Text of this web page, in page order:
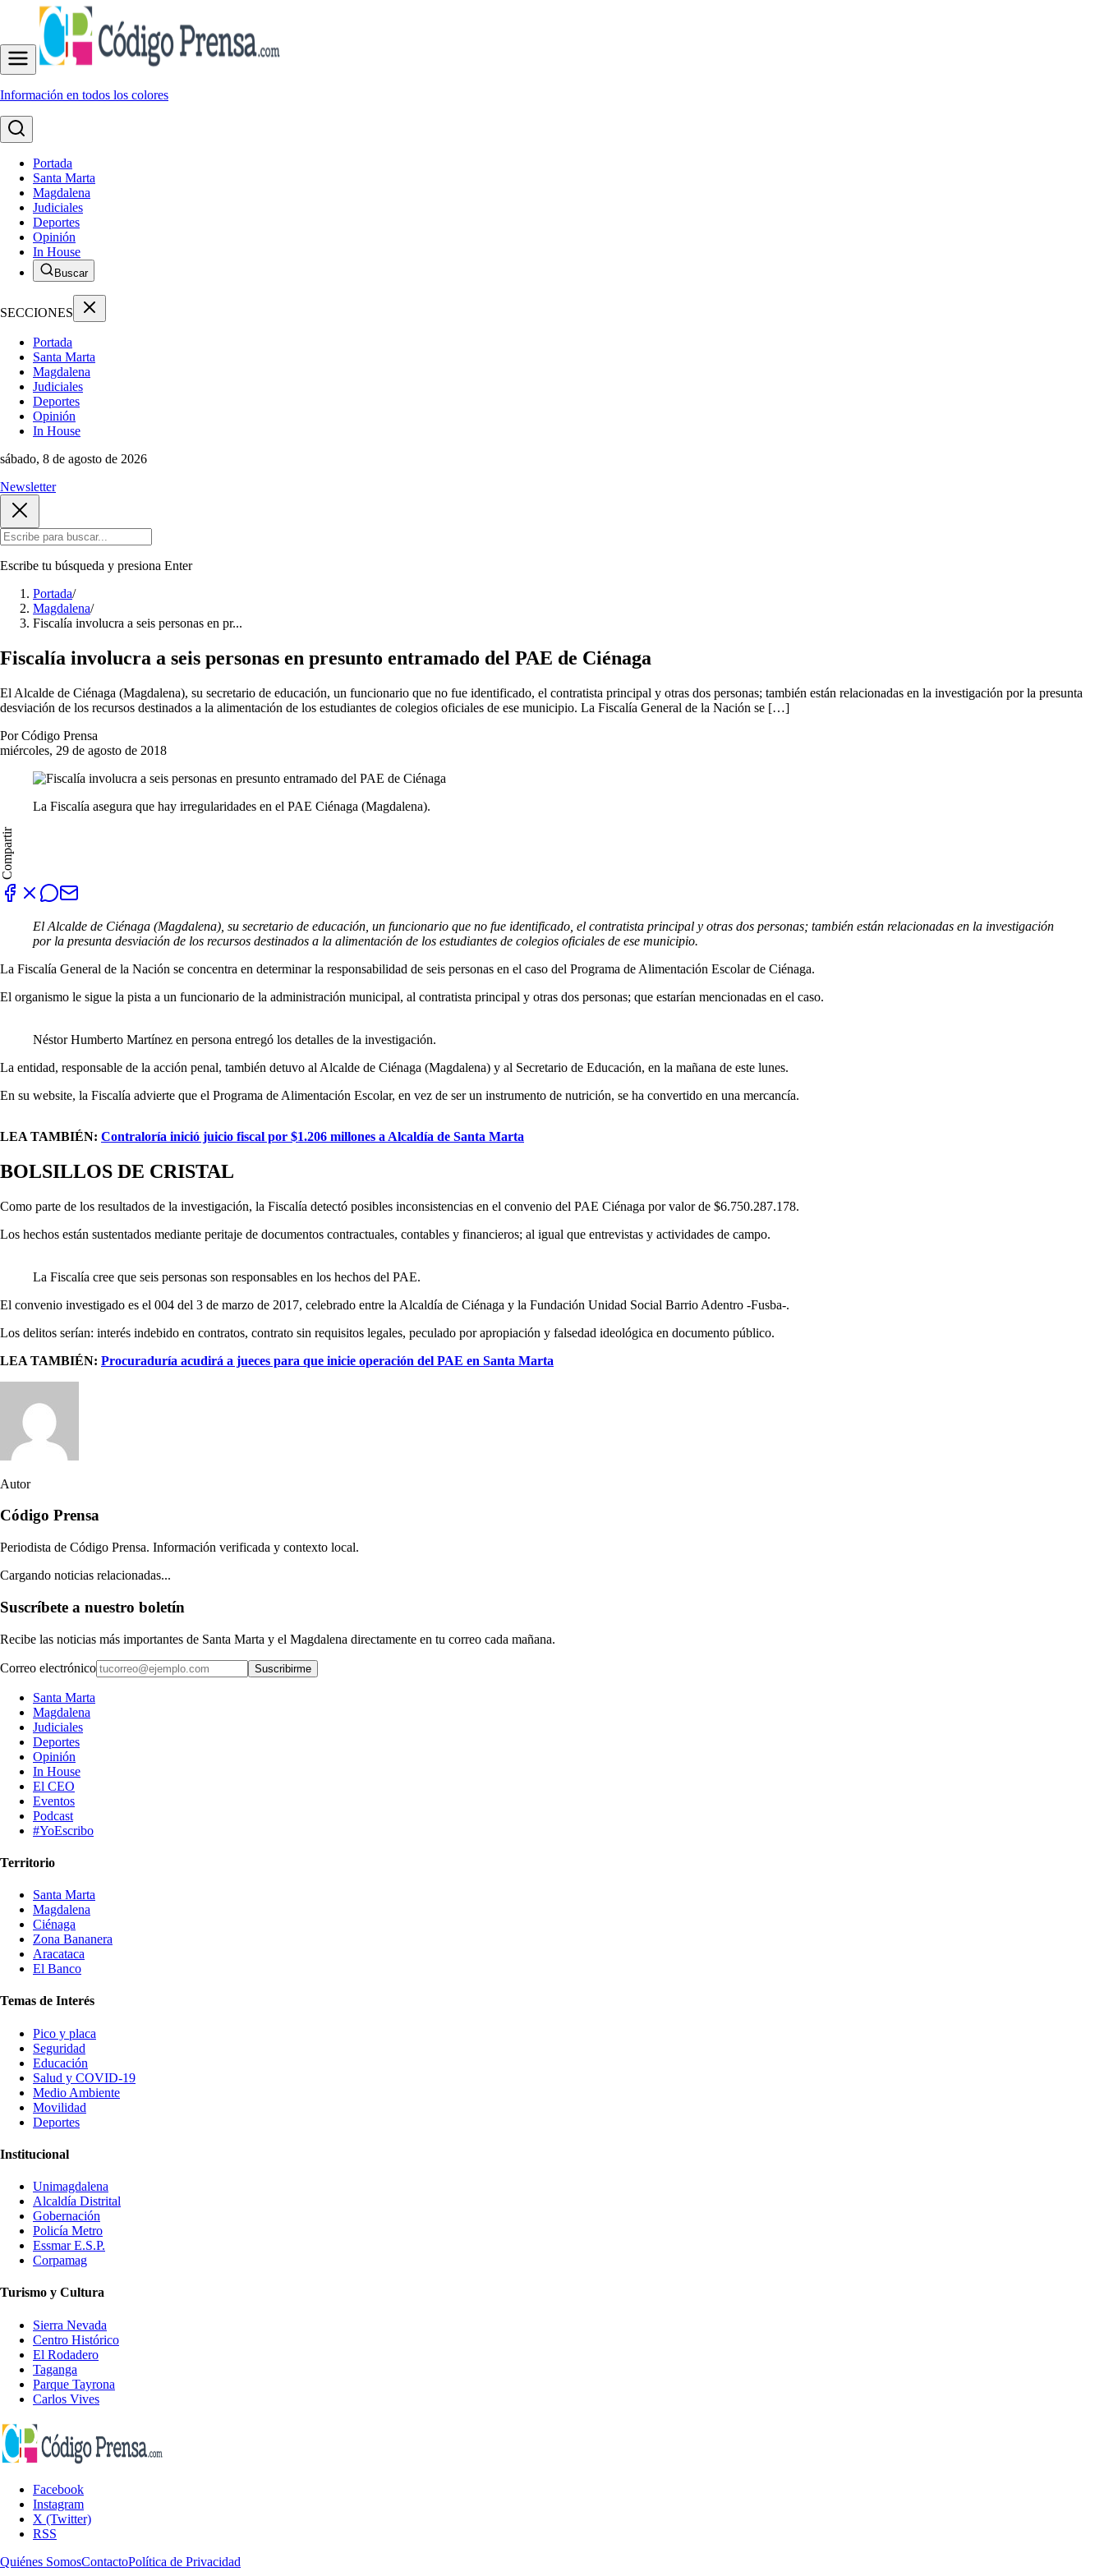
Información en todos los colores
Portada
Santa Marta
Magdalena
Judiciales
Deportes
Opinión
In House
Buscar
SECCIONES
Portada
Santa Marta
Magdalena
Judiciales
Deportes
Opinión
In House
sábado, 8 de agosto de 2026
Newsletter
Escribe tu búsqueda y presiona Enter
Portada/
Magdalena/
Fiscalía involucra a seis personas en pr...
Fiscalía involucra a seis personas en presunto entramado del PAE de Ciénaga
El Alcalde de Ciénaga (Magdalena), su secretario de educación, un funcionario que no fue identificado, el contratista principal y otras dos personas; también están relacionadas en la investigación por la presunta
desviación de los recursos destinados a la alimentación de los estudiantes de colegios oficiales de ese municipio. La Fiscalía General de la Nación se […]
Por Código Prensa
miércoles, 29 de agosto de 2018
La Fiscalía asegura que hay irregularidades en el PAE Ciénaga (Magdalena).
Compartir
El Alcalde de Ciénaga (Magdalena), su secretario de educación, un funcionario que no fue identificado, el contratista principal y otras dos personas; también están relacionadas en la investigación
por la presunta desviación de los recursos destinados a la alimentación de los estudiantes de colegios oficiales de ese municipio.
La Fiscalía General de la Nación se concentra en determinar la responsabilidad de seis personas en el caso del Programa de Alimentación Escolar de Ciénaga.
El organismo le sigue la pista a un funcionario de la administración municipal, al contratista principal y otras dos personas; que estarían mencionadas en el caso.
Néstor Humberto Martínez en persona entregó los detalles de la investigación.
La entidad, responsable de la acción penal, también detuvo al Alcalde de Ciénaga (Magdalena) y al Secretario de Educación, en la mañana de este lunes.
En su website, la Fiscalía advierte que el Programa de Alimentación Escolar, en vez de ser un instrumento de nutrición, se ha convertido en una mercancía.
LEA TAMBIÉN: Contraloría inició juicio fiscal por $1.206 millones a Alcaldía de Santa Marta
BOLSILLOS DE CRISTAL
Como parte de los resultados de la investigación, la Fiscalía detectó posibles inconsistencias en el convenio del PAE Ciénaga por valor de $6.750.287.178.
Los hechos están sustentados mediante peritaje de documentos contractuales, contables y financieros; al igual que entrevistas y actividades de campo.
La Fiscalía cree que seis personas son responsables en los hechos del PAE.
El convenio investigado es el 004 del 3 de marzo de 2017, celebrado entre la Alcaldía de Ciénaga y la Fundación Unidad Social Barrio Adentro -Fusba-.
Los delitos serían: interés indebido en contratos, contrato sin requisitos legales, peculado por apropiación y falsedad ideológica en documento público.
LEA TAMBIÉN: Procuraduría acudirá a jueces para que inicie operación del PAE en Santa Marta
Autor
Código Prensa
Periodista de Código Prensa. Información verificada y contexto local.
Cargando noticias relacionadas...
Suscríbete a nuestro boletín
Recibe las noticias más importantes de Santa Marta y el Magdalena directamente en tu correo cada mañana.
Correo electrónico Suscribirme
Santa Marta
Magdalena
Judiciales
Deportes
Opinión
In House
El CEO
Eventos
Podcast
#YoEscribo
Territorio
Santa Marta
Magdalena
Ciénaga
Zona Bananera
Aracataca
El Banco
Temas de Interés
Pico y placa
Seguridad
Educación
Salud y COVID-19
Medio Ambiente
Movilidad
Deportes
Institucional
Unimagdalena
Alcaldía Distrital
Gobernación
Policía Metro
Essmar E.S.P.
Corpamag
Turismo y Cultura
Sierra Nevada
Centro Histórico
El Rodadero
Taganga
Parque Tayrona
Carlos Vives
Facebook
Instagram
X (Twitter)
RSS
Quiénes SomosContactoPolítica de Privacidad